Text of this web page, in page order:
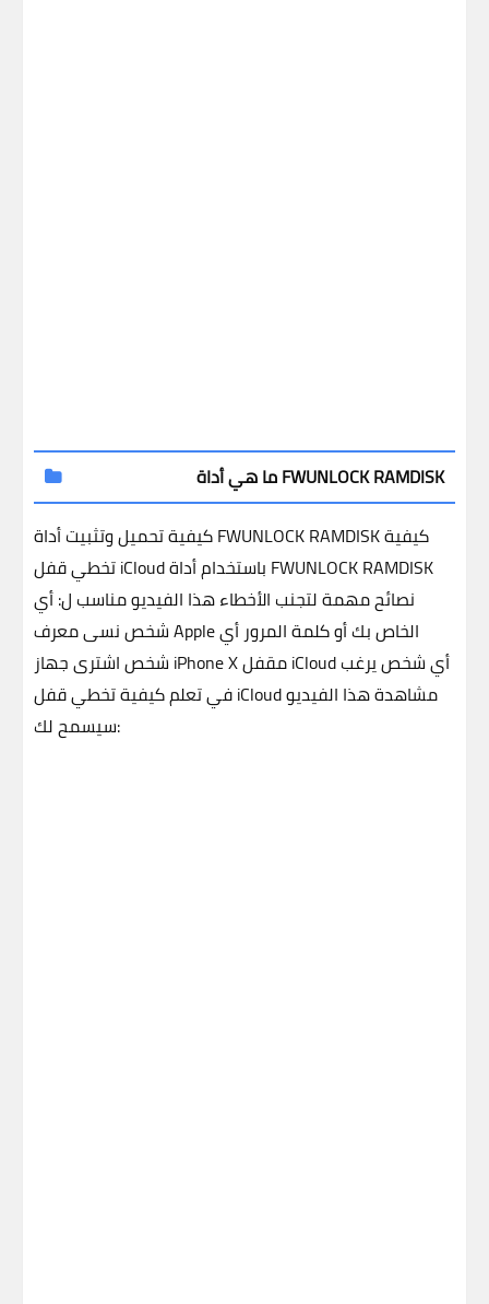
ما هي أداة FWUNLOCK RAMDISK
كيفية تحميل وتثبيت أداة FWUNLOCK RAMDISKكيفية
تخطي قفل iCloud باستخدام أداة FWUNLOCK RAMDISK
نصائح مهمة لتجنب الأخطاءهذا الفيديو مناسب ل:أي
شخص نسى معرف Apple الخاص بك أو كلمة المرور أي
شخص اشترى جهاز iPhone X مقفل iCloudأي شخص يرغب
في تعلم كيفية تخطي قفل iCloudمشاهدة هذا الفيديو
سيسمح لك: